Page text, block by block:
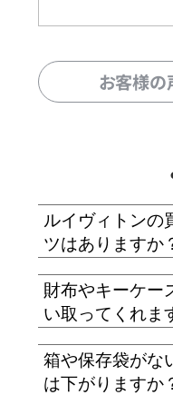
お客様
ルイヴィトンの
ツはありますか
財布やキーケー
い取ってくれま
箱や保存袋がな
は下がりますか